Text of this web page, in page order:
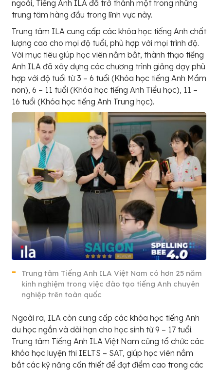
ngoài, Tiếng Anh ILA đã trở thành một trong những
trung tâm hàng đầu trong lĩnh vực này.
Trung tâm ILA cung cấp các khóa học tiếng Anh chất
lượng cao cho mọi độ tuổi, phù hợp với mọi trình độ.
Với mục tiêu giúp học viên nắm bắt, thành thạo tiếng
Anh ILA đã xây dựng các chương trình giảng dạy phù
hợp với độ tuổi từ 3 – 6 tuổi (Khóa học tiếng Anh Mầm
non), 6 – 11 tuổi (Khóa học tiếng Anh Tiểu học), 11 –
16 tuổi (Khóa học tiếng Anh Trung học).
Trung tâm Tiếng Anh ILA Việt Nam có hơn 25 năm
kinh nghiệm trong việc đào tạo tiếng Anh chuyên
nghiệp trên toàn quốc
Ngoài ra, ILA còn cung cấp các khóa học tiếng Anh
du học ngắn và dài hạn cho học sinh từ 9 – 17 tuổi.
Trung tâm Tiếng Anh ILA Việt Nam cũng tổ chức các
khóa học luyện thi IELTS – SAT, giúp học viên nắm
bắt các kỹ năng cần thiết để đạt điểm cao trong các